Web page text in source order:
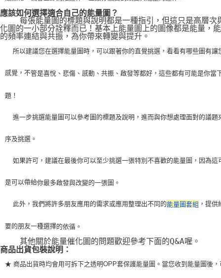
應該如何選擇適合自己的能量圖？
每張能量圖的標題與說明都是一種指引，但這只是高層次
化圖的一小部分詮釋而已！基本上能量圖上的圖像都是能量，
的頻率連結與共振，為你帶來轉變與提升。
所以建議您在選擇能量圖時，可以跟著你的直覺挑選，看看有哪些圖有讓
感覺，不管是喜悅、悲傷、感動、共振、啟發等都好，這些都有可能是你當
題！
進一步挑選能量圖可以參考圖的標題及說明，進而與你想處理面對的議題
序及挑選。
如果許可，建議在最後你可以至少挑選一張特別不喜歡的能量圖，因為這
是可以帶給你最多啟發與改變的一張圖。
    此外，我們將許多朋友應用的需求或應用整理出不同的
能量圖套組 ，提供
要的朋友一種選擇的依循。
    其他關於能量催化圖的問題歡迎參考下面的Q&A喔。
商品出貨包裝說明：
★ 商品出貨時均會用可拆下之透明OPP套保護能量圖。當您收到能量圖後，